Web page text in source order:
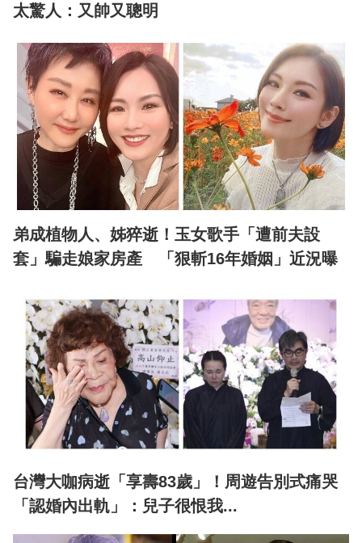
太驚人：又帥又聰明
弟成植物人、姊猝逝！玉女歌手「遭前夫設
套」騙走娘家房產 「狠斬16年婚姻」近況曝
台灣大咖病逝「享壽83歲」！周遊告別式痛哭
「認婚內出軌」：兒子很恨我...